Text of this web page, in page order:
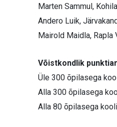
Marten
Andero
Mairold
Võistkondlik
Üle 300 õpilasega
Alla 300 õpilasega
Alla 80 õpilasega